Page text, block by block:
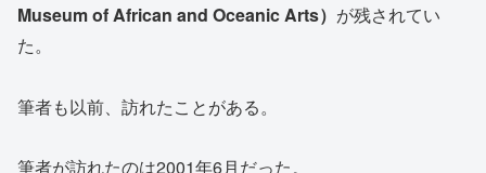
Museum of African and Oceanic Arts） が残されてい
た。
筆者も以前、訪れたことがある。
筆者が訪れたのは2001年6月だった。